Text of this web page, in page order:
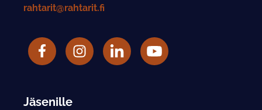
rahtarit@rahtarit.fi
FacebookRahtarit ry Instagram-tili
LinkedIn Rahtarit ry YouTube-tili
Jäsenille